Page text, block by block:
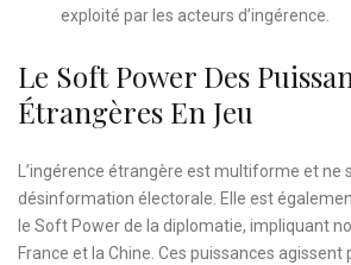
exploité par les acteurs d’ingérence.
Le Soft Power Des
Étrangères En Jeu
L’ingérence étrangère est multiforme et ne
désinformation électorale. Elle est
le Soft Power de la diplomatie, impliquant
France et la Chine. Ces puissances agissent